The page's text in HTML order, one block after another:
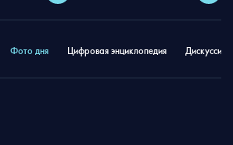
Фото дня Цифровая энциклопедия